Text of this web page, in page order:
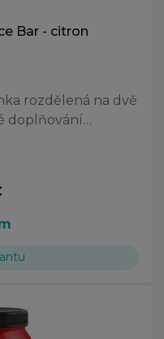
Bar - citron
rozdělená na dvě
doplňování…